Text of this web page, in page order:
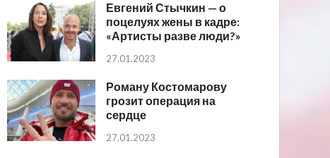
Евгений Стычкин — о
поцелуях жены в кадре:
«Артисты разве люди?»
27.01.2023
Роману Костомарову
грозит операция на
сердце
27.01.2023